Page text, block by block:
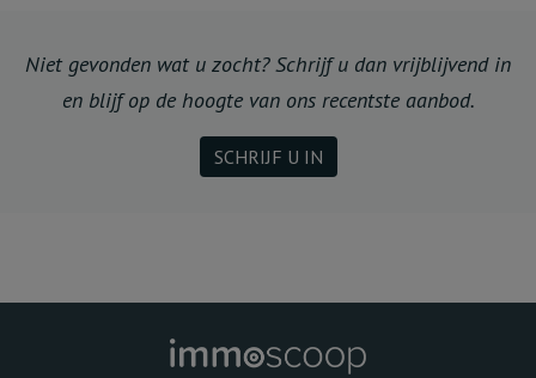
Niet gevonden wat u zocht? Schrijf u dan vrijblijvend in
en blijf op de hoogte van ons recentste aanbod.
SCHRIJF U IN